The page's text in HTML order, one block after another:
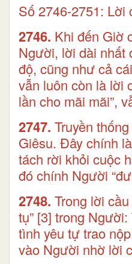
Số 2746-2751: Lời
2746. Khi đến Giờ
Người, lời dài nhất
độ, cũng như cả
vẫn luôn còn là lời
lần cho mãi mãi”,
2747. Truyền
Giêsu. Đây chính
tách rời khỏi cuộc
đó chính Người
2748. Trong lời
tụ” [3] trong Người:
tình yêu tự trao
vào Người nhờ lời